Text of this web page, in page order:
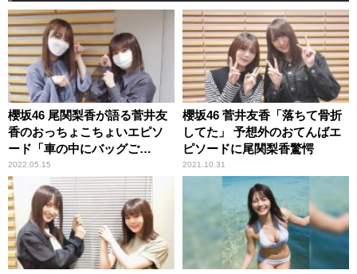
櫻坂46 尾関梨香が語る菅井友
香のおっちょこちょいエピソ
ード「車の中にバッグご
と……」
2022.05.15
櫻坂46 菅井友香「落ちて骨折
してた」 予想外のおてんばエ
ピソードに尾関梨香驚愕
2021.10.31